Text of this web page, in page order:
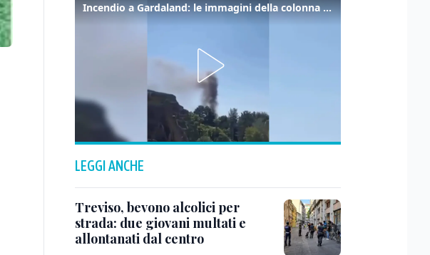
Incendio a Gardaland: le immagini della colonna di fumo
LEGGI ANCHE
Treviso, bevono alcolici per
strada: due giovani multati e
allontanati dal centro